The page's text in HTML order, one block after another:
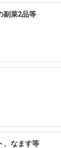
副菜2品等
、なます等